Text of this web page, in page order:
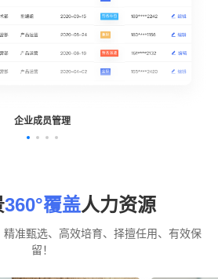
企业成员管理
360°覆盖人力资源
精准甄选、高效培育、择擅任用、有效保
留！